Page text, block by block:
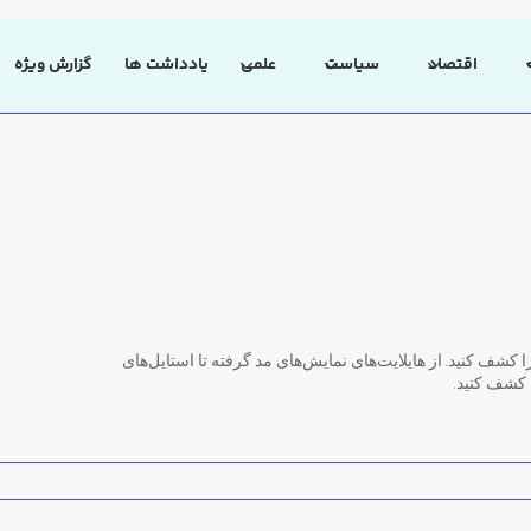
اقتصاد سیاست علمی یادداشت ها گزارش ویژه
کشف کنید. از هایلایت‌های نمایش‌های مد گرفته تا استایل‌های
کشف کنید.